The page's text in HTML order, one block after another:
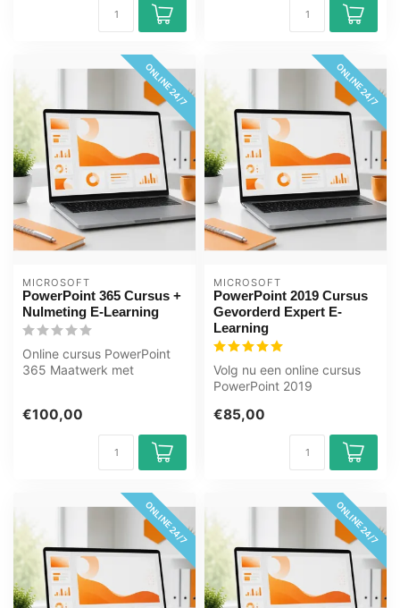
ONLINE 24/7
MICROSOFT
PowerPoint 365 Cursus +
Nulmeting E-Learning
Online cursus PowerPoint
365 Maatwerk met
€100,00
ONLINE 24/7
MICROSOFT
PowerPoint 2019 Cursus
Gevorderd Expert E-
Learning
Volg nu een online cursus
PowerPoint 2019
leert o.a. dia...
€85,00
ONLINE 24/7 ONLINE 24/7